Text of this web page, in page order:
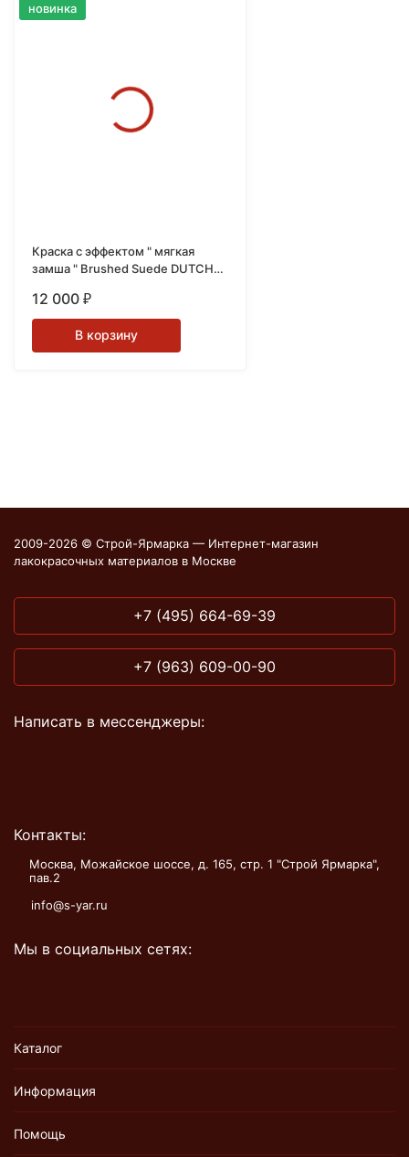
новинка
Краска с эффектом " мягкая
замша " Brushed Suede DUTCH
12 000 ₽
В корзину
2009-2026 © Строй-Ярмарка — Интернет-магазин
лакокрасочных материалов в Москве
+7 (495) 664-69-39
+7 (963) 609-00-90
Написать в мессенджеры:
Контакты:
Москва, Можайское шоссе, д. 165, стр. 1 "Строй Ярмарка",
пав.2
info@s-yar.ru
Мы в социальных сетях:
Каталог
Информация
Помощь